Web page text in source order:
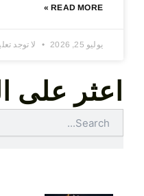
READ MORE »
يوليو 25, 2026 لا توجد
اعثر على